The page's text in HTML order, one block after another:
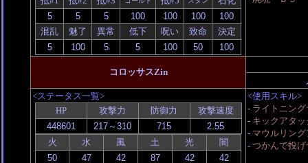
混乱 魅了 異常 低下 呪い 致命 決定
コロッサスZin
<ステータス一覧>
HP
攻撃力 防御力 攻撃速度
火 水 風 土 光 闇
<使用スキル>
- ライトニン
- キックアタッ
- マウルリン
- つかんで投げ